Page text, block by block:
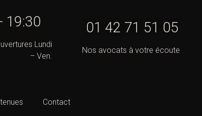
19:30
Lundi
– Ven.
01 42 71 51 05
Nos avocats à votre écoute
Contact